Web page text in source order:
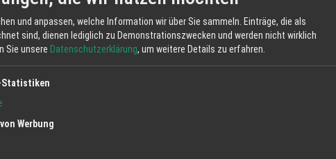
und anpassen, welche Information wir über Sie sammeln. Einträge, die als
sind, dienen lediglich zu Demonstrationszwecken und werden nicht wirklich
Sie unsere Datenschutzerklärung, um weitere Details zu erfahren.
Statistiken
Werbung